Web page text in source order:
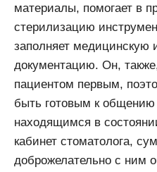
материалы, помогает в
стерилизацию
заполняет медицинскую
документацию. Он, также,
пациентом первым,
быть готовым к общению
находящимся в
кабинет стоматолога,
доброжелательно с ним